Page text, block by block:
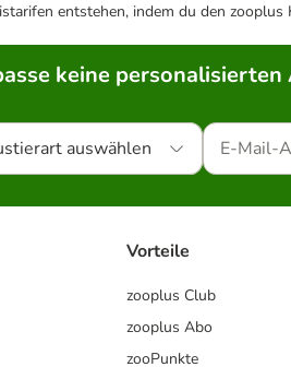
entstehen, indem du den
keine
auswählen
Vorteile
zooplus Club
zooplus Abo
zooPunkte